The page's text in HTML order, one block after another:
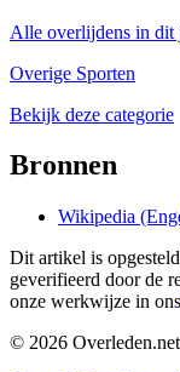
Alle overlijdens in dit
Overige Sporten
Bekijk deze categorie
Bronnen
Wikipedia
Dit artikel is
geverifieerd door de
onze werkwijze in ons
© 2026 Overleden.net